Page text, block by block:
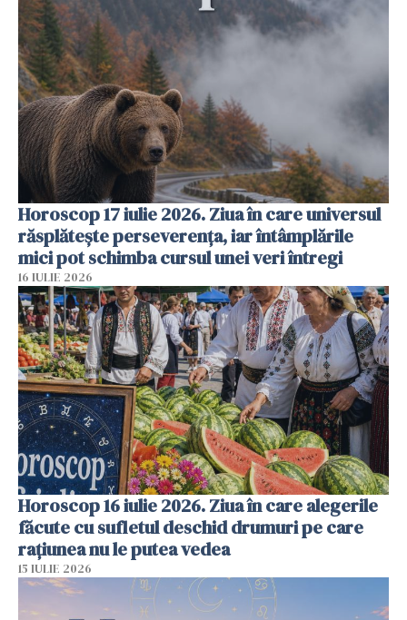
Horoscop 17 iulie 2026. Ziua în care universul
răsplătește perseverența, iar întâmplările
mici pot schimba cursul unei veri întregi
16 IULIE 2026
Horoscop 16 iulie 2026. Ziua în care alegerile
făcute cu sufletul deschid drumuri pe care
rațiunea nu le putea vedea
15 IULIE 2026